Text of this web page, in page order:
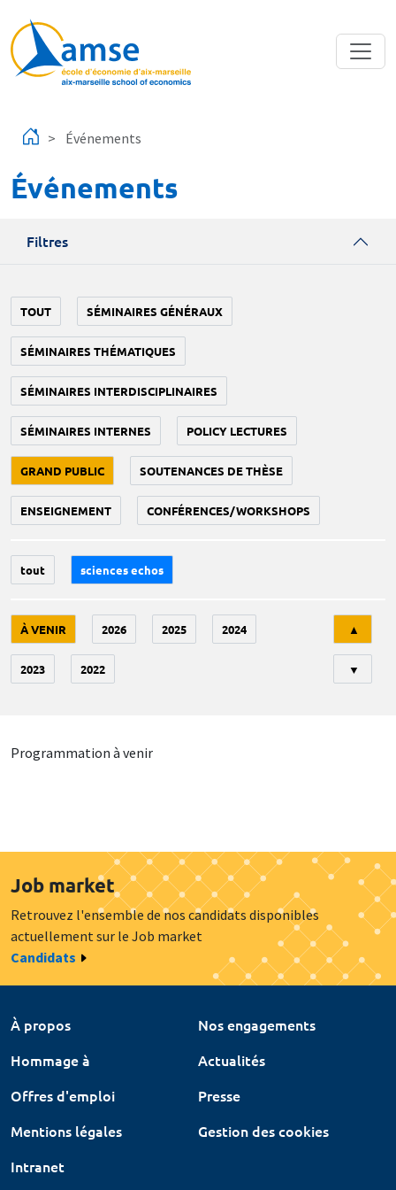
Événements
Événements
Filtres
TOUT SÉMINAIRES GÉNÉRAUX
SÉMINAIRES THÉMATIQUES
SÉMINAIRES INTERDISCIPLINAIRES
SÉMINAIRES INTERNES POLICY LECTURES
GRAND PUBLIC SOUTENANCES DE THÈSE
ENSEIGNEMENT CONFÉRENCES/WORKSHOPS
tout sciences echos
À VENIR 2026 2025 2024
2023 2022
▲
▼
Programmation à venir
Job market
Retrouvez l'ensemble de nos candidats disponibles
actuellement sur le Job market
Candidats
À propos
Nos engagements
Hommage à
Actualités
Offres d'emploi
Presse
Mentions légales
Gestion des cookies
Intranet